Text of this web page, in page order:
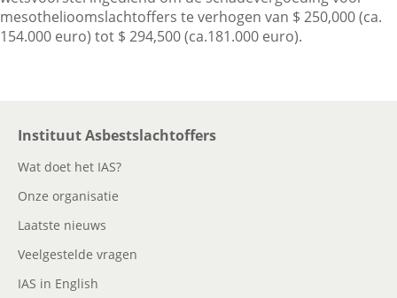
mesothelioomslachtoffers te verhogen van $ 250,000 (ca.
154.000 euro) tot $ 294,500 (ca.181.000 euro).
Instituut Asbestslachtoffers
Wat doet het IAS?
Onze organisatie
Laatste nieuws
Veelgestelde vragen
IAS in English